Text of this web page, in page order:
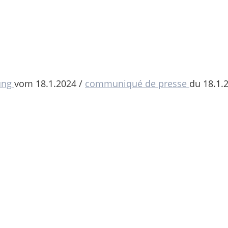
vom 18.1.2024 / communiqué de presse du